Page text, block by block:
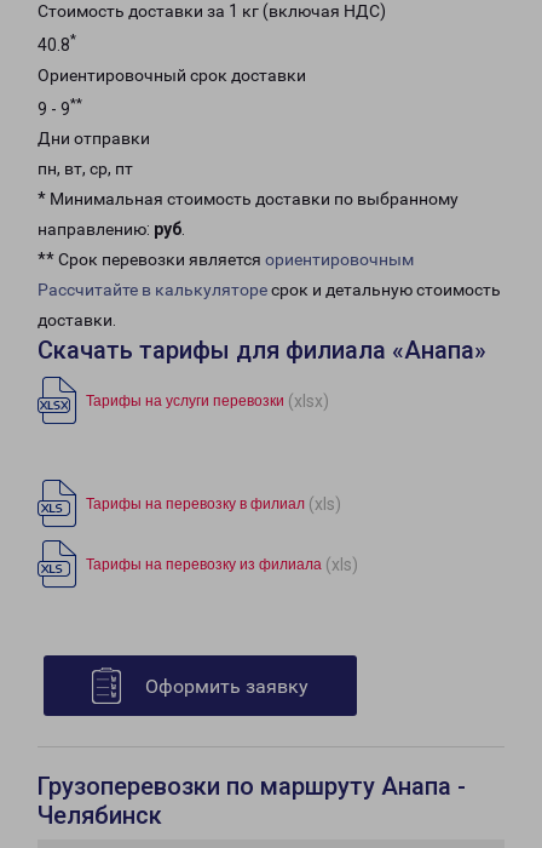
Стоимость доставки за 1 кг (включая НДС)
40.8*
Ориентировочный срок доставки
9 - 9**
Дни отправки
пн, вт, ср, пт
* Минимальная стоимость доставки по выбранному
направлению: руб.
** Срок перевозки является ориентировочным
Рассчитайте в калькуляторесрок и детальную стоимость
доставки.
Скачать тарифы для филиала «Анапа»
Тарифы на услуги перевозки (xlsx)
Тарифы на перевозку в филиал (xls)
Тарифы на перевозку из филиала (xls)
Оформить заявку
Грузоперевозки по маршруту Анапа -
Челябинск